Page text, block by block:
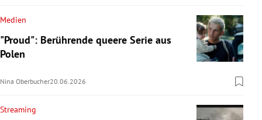
Medien
"Proud": Berührende queere Serie aus
Polen
Nina Oberbucher20.06.2026
Streaming